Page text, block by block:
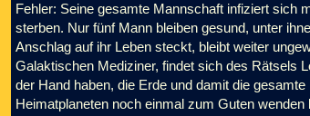
Fehler: Seine gesamte Mannschaft infiziert sich
sterben. Nur fünf Mann bleiben gesund, unter
Anschlag auf ihr Leben steckt, bleibt weiter
Galaktischen Mediziner, findet sich des Rätsels
der Hand haben, die Erde und damit die
Heimatplaneten noch einmal zum Guten wenden